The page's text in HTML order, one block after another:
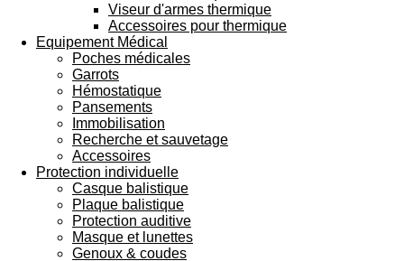
Viseur d'armes thermique
Accessoires pour thermique
Equipement Médical
Poches médicales
Garrots
Hémostatique
Pansements
Immobilisation
Recherche et sauvetage
Accessoires
Protection individuelle
Casque balistique
Plaque balistique
Protection auditive
Masque et lunettes
Genoux & coudes